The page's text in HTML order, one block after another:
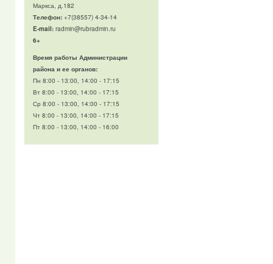
Маркса, д.182
Телефон:+7(38557) 4-34-14
E-mail:radmin@rubradmin.ru
6+
Время работы Администрации
района и ее органов:
Пн 8:00 - 13:00, 14:00 - 17:15
Вт 8:00 - 13:00, 14:00 - 17:15
Ср 8:00 - 13:00, 14:00 - 17:15
Чт 8:00 - 13:00, 14:00 - 17:15
Пт 8:00 - 13:00, 14:00 - 16:00